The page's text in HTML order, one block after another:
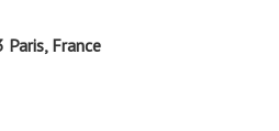
France